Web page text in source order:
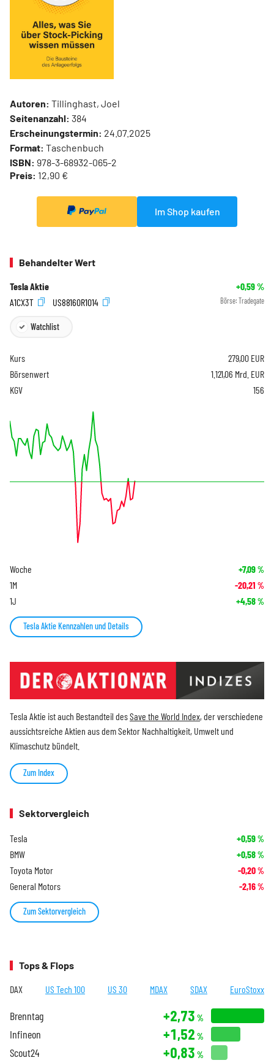
Autoren: Tillinghast, Joel
Seitenanzahl: 384
Erscheinungstermin: 24.07.2025
Format: Taschenbuch
ISBN: 978-3-68932-065-2
Preis: 12,90 €
Im Shop kaufen
Behandelter Wert
Tesla Aktie +0,59%
A1CX3T
US88160R1014 Börse: Tradegate
Watchlist
Kurs 279,00 EUR
Börsenwert
1.121,06 Mrd. EUR
KGV
156
Woche +7,09%
1M -20,21 %
1J +4,58%
Tesla Aktie Kennzahlen und Details
Tesla Aktie ist auch Bestandteil desSave the World Index, der verschiedene
aussichtsreiche Aktien aus dem Sektor Nachhaltigkeit, Umwelt und
Klimaschutz bündelt.
Zum Index
Sektorvergleich
Tesla +0,59%
BMW +0,58%
Toyota Motor -0,20%
General Motors -2,16%
Zum Sektorvergleich
Tops & Flops
DAX US Tech 100 US 30 MDAX SDAX EuroStoxx
Brenntag +2,73 %
Infineon +1,52 %
Scout24 +0,83 %